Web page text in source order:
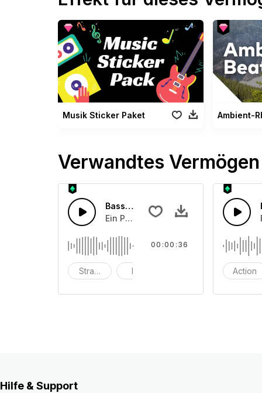
Musik Sticker Paket
Verwandtes Vermögen
Basslastige Zukunft
Ein Pop-Piano mit Schlagzeug, das
Strand hell
00:00:36
Action
Hilfe & Support